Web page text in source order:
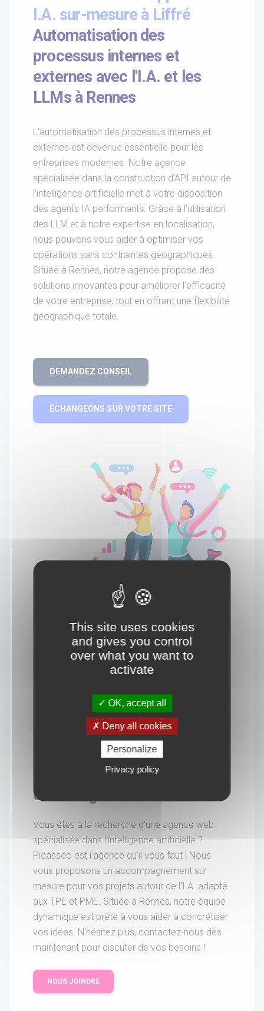
I.A. sur-mesure à Liffré
Automatisation des
processus internes et
externes avec l'I.A. et les
LLMs à Rennes
L'automatisation des processus internes et
externes est devenue essentielle pour les
entreprises modernes. Notre agence
spécialisée dans la construction d'API autour de
l'intelligence artificielle met à votre disposition
des agents IA performants. Grâce à l'utilisation
des LLM et à notre expertise en localisation,
nous pouvons vous aider à optimiser vos
opérations sans contraintes géographiques.
Située à Rennes, notre agence propose des
solutions innovantes pour améliorer l'efficacité
de votre entreprise, tout en offrant une flexibilité
géographique totale.
DEMANDEZ CONSEIL
ÉCHANGEONS SUR VOTRE SITE
Vous souhaitez en savoir
davantage.
Vous êtes à la recherche d'une agence web
spécialisée dans l'intelligence artificielle ?
Picasseo est l'agence qu'il vous faut ! Nous
vous proposons un accompagnement sur
mesure pour vos projets autour de l'I.A. adapté
aux TPE et PME. Située à Rennes, notre équipe
dynamique est prête à vous aider à concrétiser
vos idées. N'hésitez plus, contactez-nous dès
maintenant pour discuter de vos besoins !
NOUS JOINDRE
This site uses cookies
and gives you control
over what you want to
activate
OK, accept all
Deny all cookies
Personalize
Privacy policy